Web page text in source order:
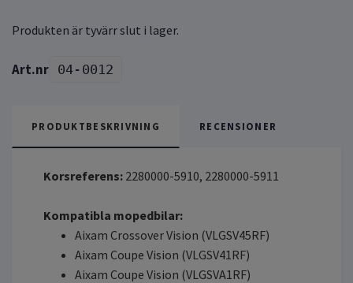
Produkten är tyvärr slut i lager.
04-0012
PRODUKTBESKRIVNING RECENSIONER
Korsreferens: 2280000-5910, 2280000-5911
Kompatibla mopedbilar:
Aixam Crossover Vision (VLGSV45RF)
Aixam Coupe Vision (VLGSV41RF)
Aixam Coupe Vision (VLGSVA1RF)